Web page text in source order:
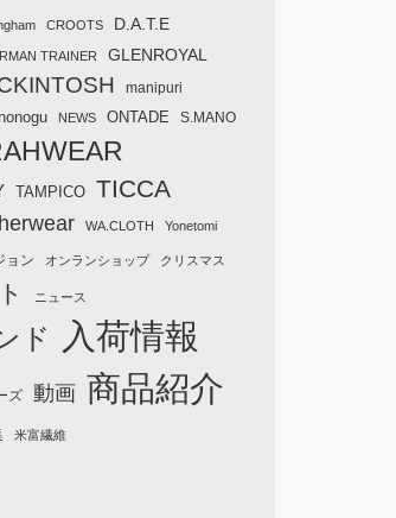
CROOTS D.A.T.E
TRAINER GLENROYAL
manipuri
NEWS ONTADE S.MANO
TAMPICO TICCA
WA.CLOTH Yonetomi
ョン オンランショップ クリスマス
ニュース
ド 入荷情報
ズ 動画 商品紹介
米富繊維